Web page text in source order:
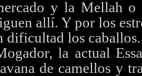
y la Mellah
allí. Y por los
dificultad los caballos.
la actual
de camellos y